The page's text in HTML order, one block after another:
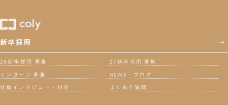
新卒採用 →
26新卒採用 募集 27新卒採用 募集
インターン 募集 NEWS・ブログ
社員インタビュー・対談 よくある質問